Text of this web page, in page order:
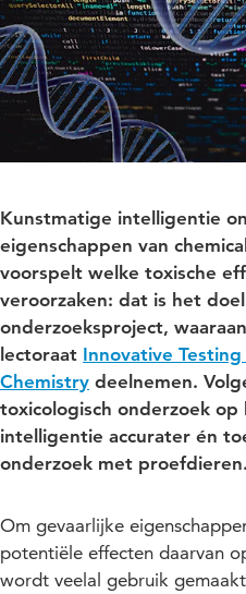
Kunstmatige intelligentie
eigenschappen van
voorspelt welke toxische
veroorzaken: dat is het
onderzoeksproject,
lectoraat Innovative
Chemistry deelnemen.
toxicologisch onderzoek op
intelligentie accurater én
onderzoek met proefdieren.
Om gevaarlijke
potentiële effecten daarvan
wordt veelal gebruik